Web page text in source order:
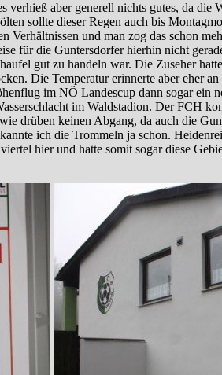
aber generell nichts gutes, da die
sollte dieser Regen auch bis
und man zog das schon
für die Guntersdorfer hierhin nicht
gut zu handeln war. Die Zuseher
Die Temperatur erinnerte aber eher
im NÖ Landescup dann sogar ein
im Waldstadion. Der FCH
drüben keinen Abgang, da auch die
ich die Trommeln ja schon.
hier und hatte somit sogar diese